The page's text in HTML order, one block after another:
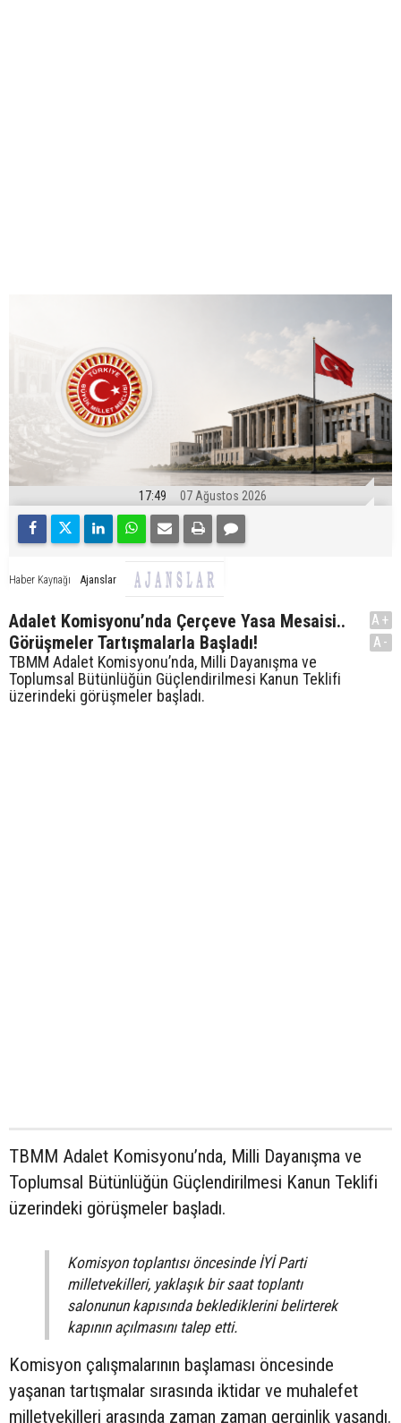
17:49 07 Ağustos 2026
Haber Kaynağı Ajanslar
Adalet Komisyonu’nda Çerçeve Yasa Mesaisi..
Görüşmeler Tartışmalarla Başladı!
TBMM Adalet Komisyonu’nda, Milli Dayanışma ve
Toplumsal Bütünlüğün Güçlendirilmesi Kanun Teklifi
üzerindeki görüşmeler başladı.
A+
A-
TBMM Adalet Komisyonu’nda, Milli Dayanışma ve
Toplumsal Bütünlüğün Güçlendirilmesi Kanun Teklifi
üzerindeki görüşmeler başladı.
Komisyon toplantısı öncesinde İYİ Parti
milletvekilleri, yaklaşık bir saat toplantı
salonunun kapısında beklediklerini belirterek
kapının açılmasını talep etti.
Komisyon çalışmalarının başlaması öncesinde
yaşanan tartışmalar sırasında iktidar ve muhalefet
milletvekilleri arasında zaman zaman gerginlik yaşandı.